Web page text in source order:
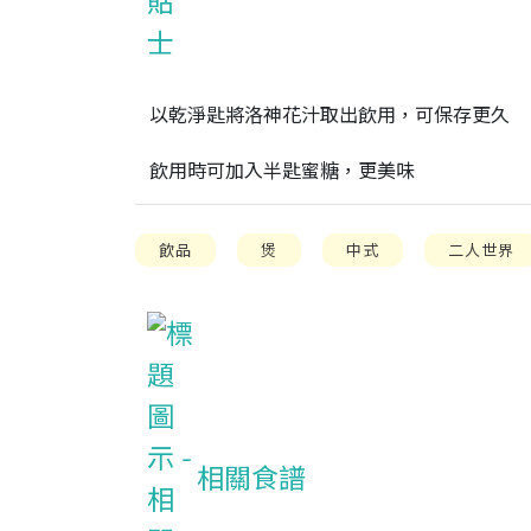
以乾淨匙將洛神花汁取出飲用，可保存更久
飲用時可加入半匙蜜糖，更美味
飲品 煲 中式 二人世界
相關食譜